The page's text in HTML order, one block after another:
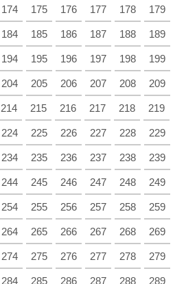
174 175 176 177 178 179
184 185 186 187 188 189
194 195 196 197 198 199
204 205 206 207 208 209
214 215 216 217 218 219
224 225 226 227 228 229
234 235 236 237 238 239
244 245 246 247 248 249
254 255 256 257 258 259
264 265 266 267 268 269
274 275 276 277 278 279
284 285 286 287 288 289